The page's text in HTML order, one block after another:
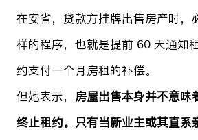
在安省，贷款方挂牌出售房产时，
样的程序，也就是提前 60 天通知
约支付一个月房租的补偿。
但她表示，
房屋出售本身并不意味
终止租约。只有当新业主或其直系